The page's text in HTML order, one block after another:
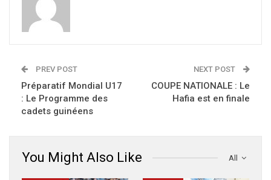
PREV POST
Préparatif Mondial U17
: Le Programme des
cadets guinéens
NEXT POST
COUPE NATIONALE : Le
Hafia est en finale
All
You Might Also Like